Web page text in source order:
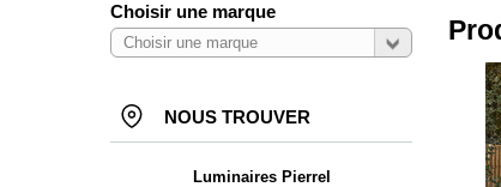
Choisir une marque
NOUS TROUVER
Luminaires Pierrel